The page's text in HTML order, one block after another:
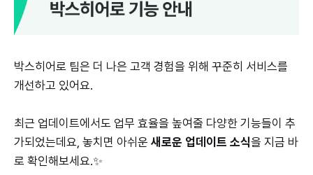
박스히어로 팀은 더 나은 고객 경험을 위해 꾸준히 서비스를
개선하고 있어요.
최근 업데이트에서도 업무 효율을 높여줄 다양한 기능들이 추
가되었는데요, 놓치면 아쉬운 새로운 업데이트 소식을 지금 바
로 확인해보세요.✨